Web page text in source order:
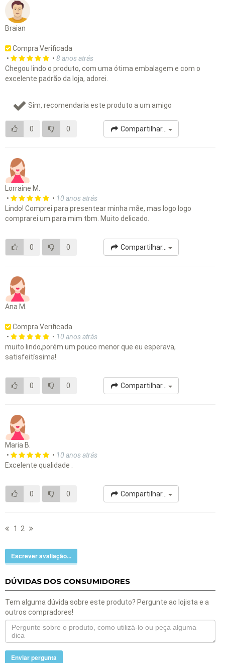
Braian
Compra Verificada
•
• 8 anos atrás
Chegou lindo o produto, com uma ótima embalagem e com o
excelente padrão da loja, adorei.
Sim, recomendaria este produto a um amigo
0 0 Compartilhar...
Lorraine M.
•
• 10 anos atrás
Lindo! Comprei para presentear minha mãe, mas logo logo
comprarei um para mim tbm. Muito delicado.
0 0 Compartilhar...
Ana M.
Compra Verificada
•
• 10 anos atrás
muito lindo,porém um pouco menor que eu esperava,
satisfeitíssima!
0 0 Compartilhar...
Maria B.
•
• 10 anos atrás
Excelente qualidade .
0 0 Compartilhar...
1 2
Escrever avaliação...
DÚVIDAS DOS CONSUMIDORES
Tem alguma dúvida sobre este produto? Pergunte ao lojista e a
outros compradores!
Enviar pergunta